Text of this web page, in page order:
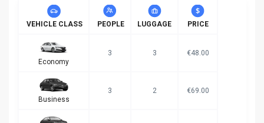
VEHICLE CLASS PEOPLE LUGGAGE PRICE
Economy
3 3 €48.00
Business
3 2 €69.00